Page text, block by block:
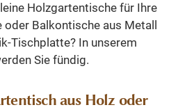
Holzgartentische für Ihre
Balkontische aus Metall
Tischplatte? In unserem
Sie fündig.
aus Holz oder